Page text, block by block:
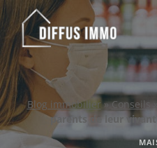
Aller
au
contenu
Blog immobilier»Conseils
parents de leur